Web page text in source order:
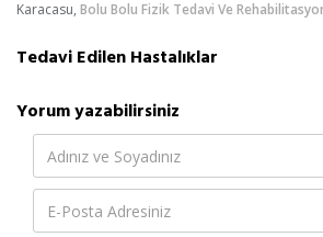
Karacasu, Bolu Bolu Fizik Tedavi Ve
Tedavi Edilen Hastalıklar
Yorum yazabilirsiniz